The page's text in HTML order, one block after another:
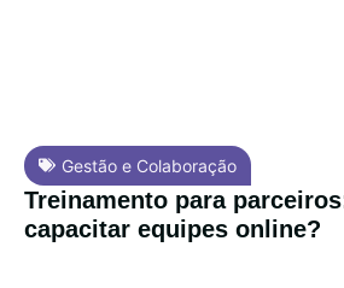
Gestão e Colaboração
Treinamento para
capacitar equipes online?